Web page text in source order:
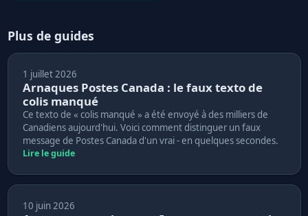
Plus de guides
1 juillet 2026
Arnaques Postes Canada : le faux texto de
colis manqué
Ce texto de « colis manqué » a été envoyé à des milliers de
Canadiens aujourd'hui. Voici comment distinguer un faux
message de Postes Canada d'un vrai - en quelques secondes.
Lire le guide
10 juin 2026